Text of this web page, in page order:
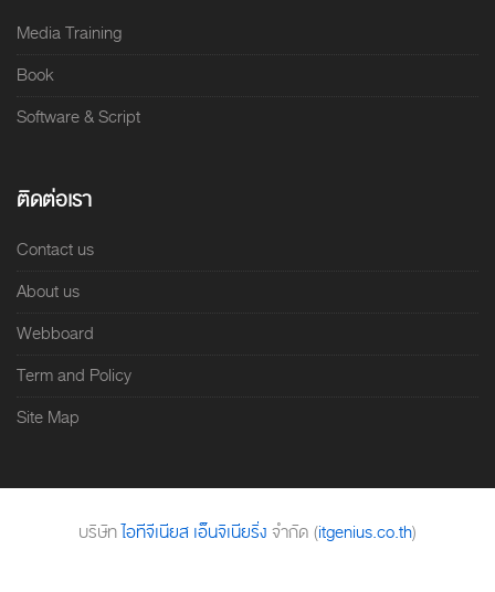
Media Training
Book
Software & Script
ติดต่อเรา
Contact us
About us
Webboard
Term and Policy
Site Map
บริษัทไอทีจีเนียส เอ็นจิเนียริ่ง จำกัด (itgenius.co.th)